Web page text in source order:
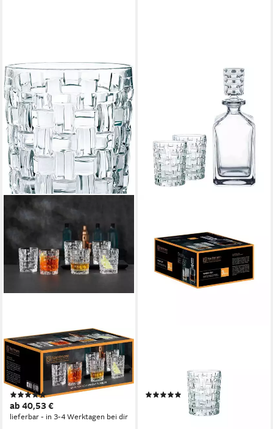
NACHTMANN
Whiskyglas Bossa Nova, 6-tlg.,
Kristallglas, Made in Germany,
330 ml, 6-teilig
(2)
ab 40,53 €
lieferbar - in 3-4 Werktagen bei dir
Whiskygläser + Karaffe 3er
Set, 3-tlg., Kristallglas
(1)
UVP135,00 €